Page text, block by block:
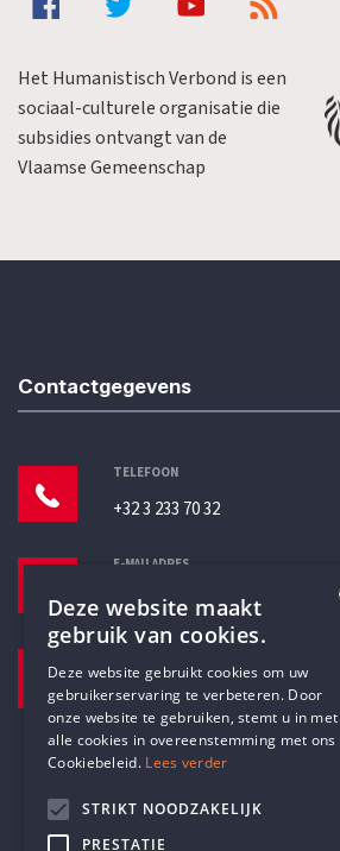
Het Humanistisch Verbond is een
sociaal-culturele organisatie die
subsidies ontvangt van de
Vlaamse Gemeenschap
Contactgegevens
TELEFOON
+32 3 233 70 32
E-MAILADRES
Pottenbrug 4
Antwerpen, 2000
DUTCH
Deze website maakt
gebruik van cookies.
Deze website gebruikt cookies om uw
gebruikerservaring te verbeteren. Door
onze website te gebruiken, stemt u in met
alle cookies in overeenstemming met ons
Cookiebeleid. Lees verder
STRIKT NOODZAKELIJK
PRESTATIE